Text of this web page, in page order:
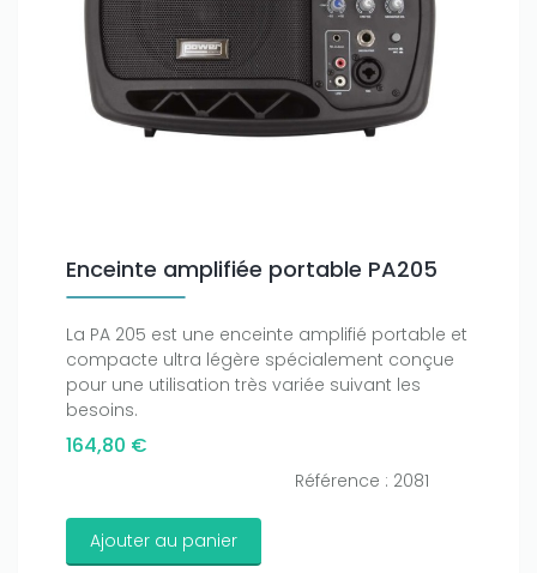
Enceinte amplifiée portable PA205
La PA 205 est une enceinte amplifié portable et
compacte ultra légère spécialement conçue
pour une utilisation très variée suivant les
besoins.
164,80 €
Référence : 2081
Ajouter au panier